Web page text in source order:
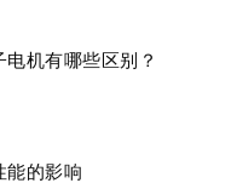
机有哪些区别？
能的影响